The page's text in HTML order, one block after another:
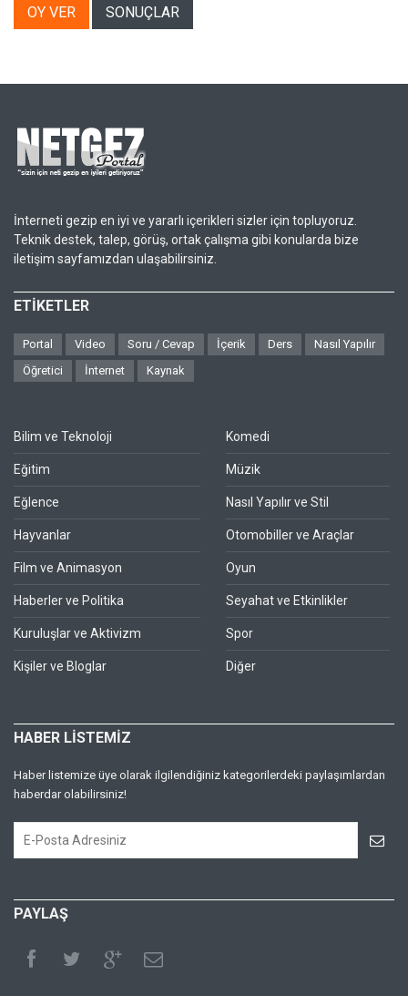
OY VER SONUÇLAR
İnterneti gezip en iyi ve yararlı içerikleri sizler için topluyoruz.
Teknik destek, talep, görüş, ortak çalışma gibi konularda bize
iletişim sayfamızdan ulaşabilirsiniz.
ETİKETLER
Portal Video Soru / Cevap İçerik Ders
Nasıl Yapılır
Öğretici
İnternet Kaynak
Bilim ve Teknoloji
Eğitim
Eğlence
Hayvanlar
Film ve Animasyon
Haberler ve Politika
Kuruluşlar ve Aktivizm
Kişiler ve Bloglar
Komedi
Müzik
Nasıl Yapılır ve Stil
Otomobiller ve Araçlar
Oyun
Seyahat ve Etkinlikler
Spor
Diğer
HABER LİSTEMİZ
Haber listemize üye olarak ilgilendiğiniz kategorilerdeki paylaşımlardan
haberdar olabilirsiniz!
PAYLAŞ